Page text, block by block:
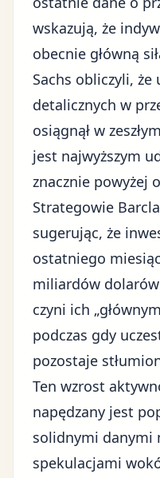
wskazują, że
obecnie główną
Sachs obliczyli, że
detalicznych w
osiągnął w
jest najwyższym
znacznie powyżej
Strategowie
sugerując, że
ostatniego
miliardów
czyni ich
podczas gdy
pozostaje
Ten wzrost
napędzany jest
solidnymi danymi
spekulacjami